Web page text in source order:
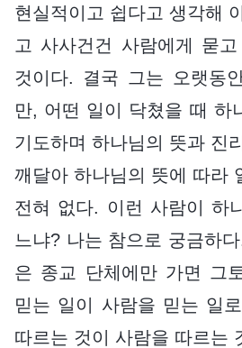
현실적이고 쉽다고 생각해
고 사사건건 사람에게 묻
것이다. 결국 그는 오랫동
만, 어떤 일이 닥쳤을 때 하
기도하며 하나님의 뜻과 진
깨달아 하나님의 뜻에 따라
전혀 없다. 이런 사람이 하
느냐? 나는 참으로 궁금하
은 종교 단체에만 가면 그
믿는 일이 사람을 믿는 일
따르는 것이 사람을 따르는